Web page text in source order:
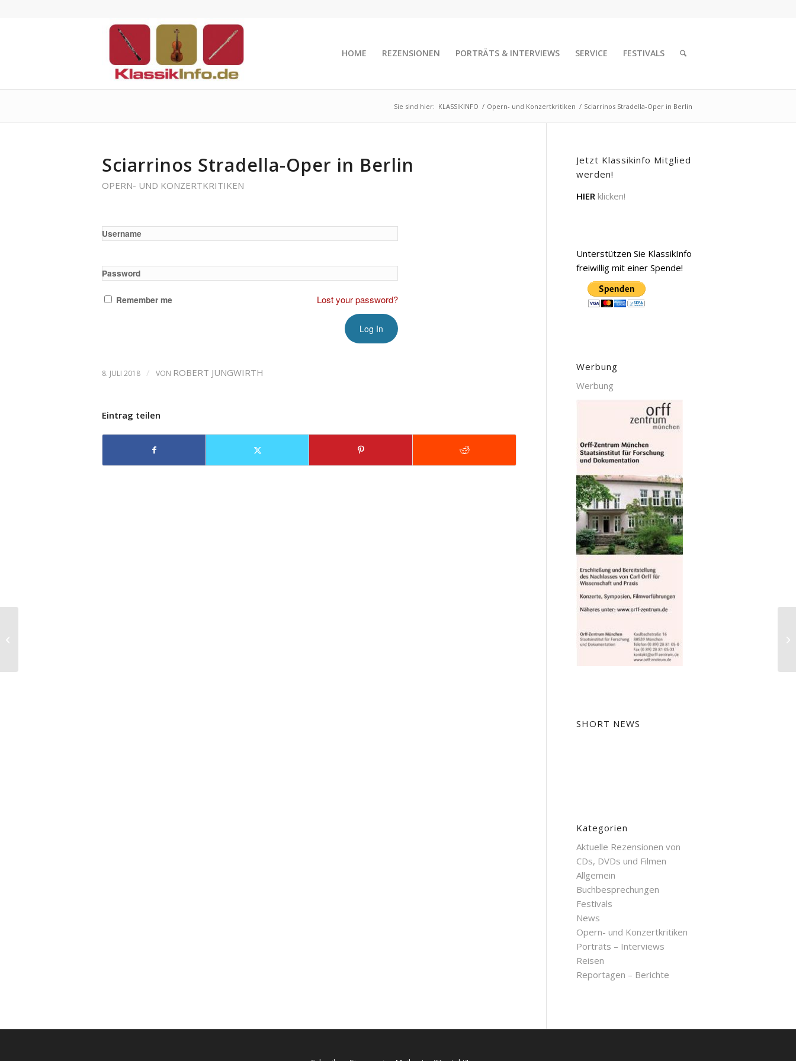
HOME REZENSIONEN PORTRÄTS & INTERVIEWS SERVICE FESTIVALS
Sie sind hier: KLASSIKINFO / Opern- und Konzertkritiken / Sciarrinos Stradella-Oper in Berlin
Sciarrinos Stradella-Oper in Berlin
OPERN- UND KONZERTKRITIKEN
Username
Password
Remember me Lost your password?
8. JULI 2018 / VON ROBERT JUNGWIRTH
Eintrag teilen
Jetzt Klassikinfo Mitglied
werden!
HIER klicken!
Unterstützen Sie KlassikInfo
freiwillig mit einer Spende!
Werbung
Werbung
SHORT NEWS
Kategorien
Aktuelle Rezensionen von
CDs, DVDs und Filmen
Allgemein
Buchbesprechungen
Festivals
News
Opern- und Konzertkritiken
Porträts – Interviews
Reisen
Reportagen – Berichte